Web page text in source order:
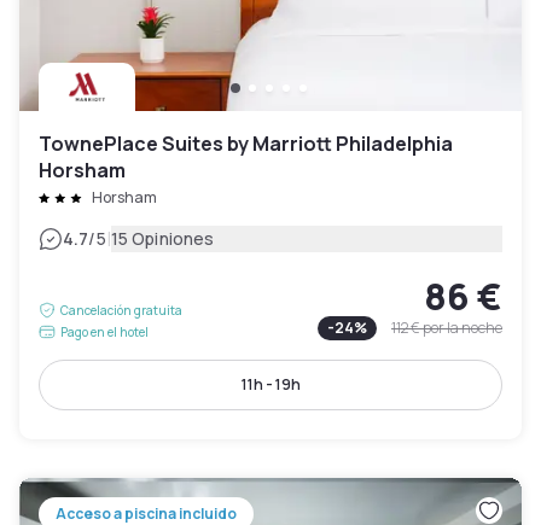
TownePlace Suites by Marriott Philadelphia
Horsham
Horsham
4.7/5|15 Opiniones
Cancelación gratuita
Pago en el hotel
86 €
-24% 112 €por la noche
11h - 19h
Acceso a piscina incluido